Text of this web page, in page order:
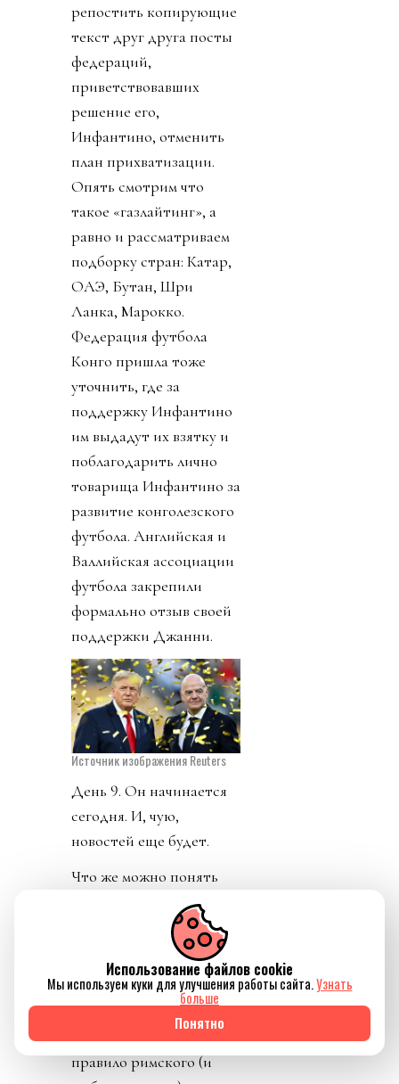
репостить копирующие
текст друг друга посты
федераций,
приветствовавших
решение его,
Инфантино, отменить
план прихватизации.
Опять смотрим что
такое «газлайтинг», а
равно и рассматриваем
подборку стран: Катар,
ОАЭ, Бутан, Шри
Ланка, Марокко.
Федерация футбола
Конго пришла тоже
уточнить, где за
поддержку Инфантино
им выдадут их взятку и
поблагодарить лично
товарища Инфантино за
развитие конголезского
футбола. Английская и
Валлийская ассоциации
футбола закрепили
формально отзыв своей
поддержки Джанни.
Источник изображения Reuters
День 9. Он начинается
сегодня. И, чую,
новостей еще будет.
Что же можно понять
пока развивается
Никто не может
передать прав больше,
чем имеет сам.
Фундаментальное
правило римского (и
Использование файлов cookie
Мы используем куки для улучшения работы сайта.Узнать
больше
Понятно